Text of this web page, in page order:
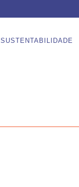
SUSTENTABILIDADE